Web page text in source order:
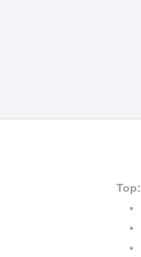
Top: